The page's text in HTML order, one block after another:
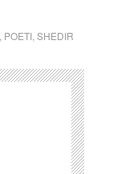
POETI, SHEDIR